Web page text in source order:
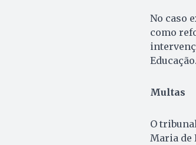
No caso
como
Educação.
Multas
O
Maria de